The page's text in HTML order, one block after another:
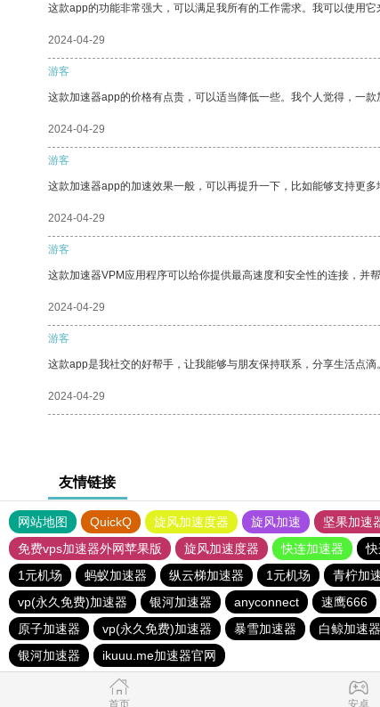
这款app的功能非常强大，可以满足我所有的工作需求。我可以使用它
2024-04-29
游客
这款加速器app的价格有点贵，可以适当降低一些。我个人觉得，一
2024-04-29
游客
这款加速器app的加速效果一般，可以再提升一下，比如能够支持更多
2024-04-29
游客
这款加速器VPM应用程序可以给你提供最高速度和安全性的连接，并
2024-04-29
游客
这款app是我社交的好帮手，让我能够与朋友保持联系，分享生活点滴。
2024-04-29
友情链接
网站地图 QuickQ 旋风加速度器 旋风加速 坚果加速
免费vps加速器外网苹果版
旋风加速度器 快连加速器
1元机场
蚂蚁加速器 纵云梯加速器 1元机场 青柠加
vp(永久免费)加速器
银河加速器 anyconnect 速鹰666
原子加速器
vp(永久免费)加速器 暴雪加速器 白鲸加速器
银河加速器
ikuuu.me加速器官网
首页 安卓